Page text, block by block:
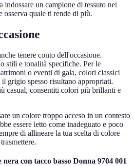
indossare un campione di tessuto nei
osserva quale ti rende di più.
tenere conto dell'occasione.
stili e tonalità specifiche. Per le
o eventi di gala, colori classici
grigio spesso risultano appropriati.
casual, consentiti colori più brillanti e
un colore troppo acceso in un contesto
essere letto come inadeguato e poco
di allineare la tua scelta di colore
con tacco basso Donna 9704 001